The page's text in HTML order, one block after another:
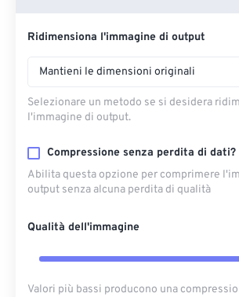
Ridimensiona l'immagine di output
Mantieni le dimensioni originali
Selezionare un metodo se si desidera
l'immagine di output.
Compressione senza perdita di dati?
Abilita questa opzione per comprimere
output senza alcuna perdita di qualità
Qualità dell'immagine
Valori più bassi producono una